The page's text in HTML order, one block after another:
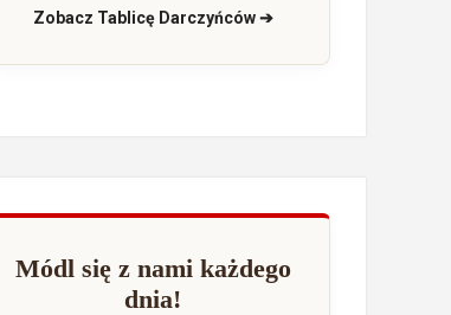
Zobacz Tablicę Darczyńców ➔
Módl się z nami każdego
dnia!